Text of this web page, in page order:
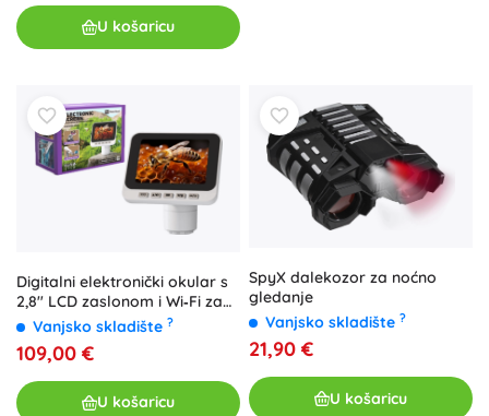
U košaricu
Digitalni elektronički okular s
2,8" LCD zaslonom i Wi‑Fi za
mikroskope i teleskope
Vanjsko skladište ?
109,00 €
U košaricu
SpyX dalekozor za noćno
gledanje
Vanjsko skladište ?
21,90 €
U košaricu